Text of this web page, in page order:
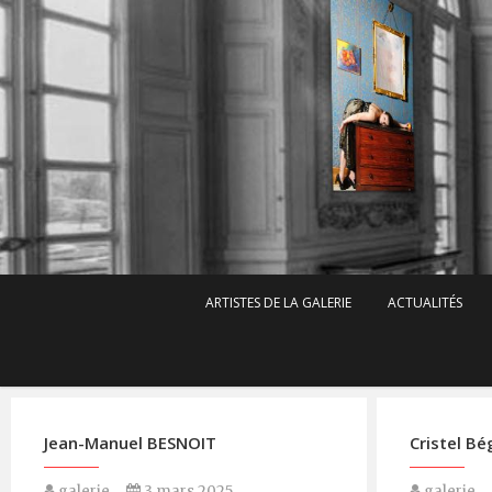
ARTISTES DE LA GALERIE ACTUALITÉS
Jean-Manuel BESNOIT Cristel